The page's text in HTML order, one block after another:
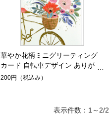
華やか花柄ミニグリーティング
カード 自転車デザイン ありがと
う
200円 （税込み）
表示件数：1～2/2